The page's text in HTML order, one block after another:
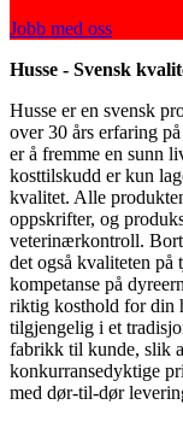
Jobb med oss
Husse - Svensk
Husse er en svensk
over 30 års erfaring
er å fremme en sunn
kosttilskudd er kun
kvalitet. Alle
oppskrifter, og
veterinærkontroll.
det også kvaliteten på
kompetanse på
riktig kosthold for din
tilgjengelig i et
fabrikk til kunde, slik
konkurransedyktige
med dør-til-dør